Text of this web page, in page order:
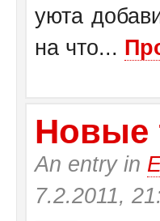
уюта
на что...
Новые
An entry in
7.2.2011,